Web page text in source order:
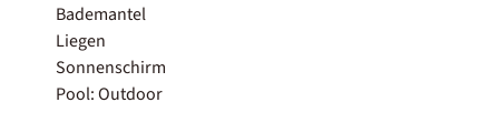
Bademantel
Liegen
Sonnenschirm
Pool: Outdoor